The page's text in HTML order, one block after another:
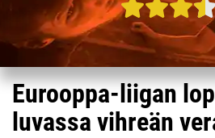
Eurooppa-liigan
luvassa vihreän